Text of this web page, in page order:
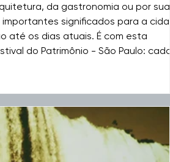
da gastronomia ou por
significados para a
até os dias atuais. É com esta
do Patrimônio - São Paulo:
agosto. Evento com tema “São
tem obje